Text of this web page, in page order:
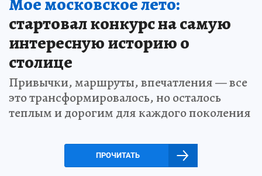
стартовал конкурс на самую
интересную историю о
столице
Привычки, маршруты, впечатления — все
это трансформировалось, но осталось
теплым и дорогим для каждого поколения
ПРОЧИТАТЬ